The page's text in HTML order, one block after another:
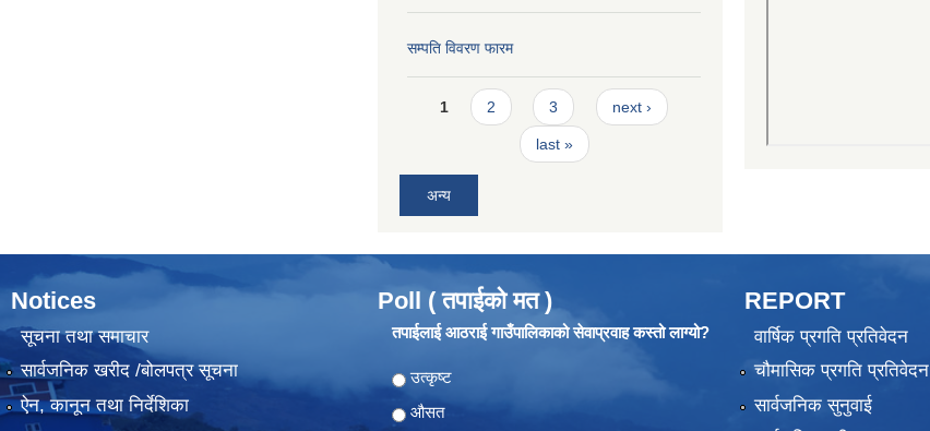
सम्पति विवरण फारम
Pages
1 2 3 next ›
last »
अन्य
Notices
सूचना तथा समाचार
सार्वजनिक खरीद /बोलपत्र सूचना
ऐन, कानून तथा निर्देशिका
Poll ( तपाईको मत )
तपाईलाई आठराई गाउँपालिकाको सेवाप्रवाह कस्तो लाग्यो?
Choices
उत्कृष्ट
औसत
REPORT
वार्षिक प्रगति प्रतिवेदन
चौमासिक प्रगति प्रतिवेदन
सार्वजनिक सुनुवाई